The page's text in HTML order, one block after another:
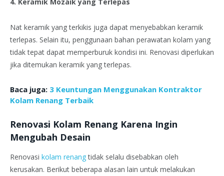
Nat keramik yang terkikis juga dapat menyebabkan keramik
terlepas. Selain itu, penggunaan bahan perawatan kolam yang
tidak tepat dapat memperburuk kondisi ini. Renovasi diperlukan
jika ditemukan keramik yang terlepas.
Baca juga: 3 Keuntungan Menggunakan Kontraktor
Kolam Renang Terbaik
Renovasi Kolam Renang Karena Ingin
Mengubah Desain
Renovasi kolam renangtidak selalu disebabkan oleh
kerusakan. Berikut beberapa alasan lain untuk melakukan